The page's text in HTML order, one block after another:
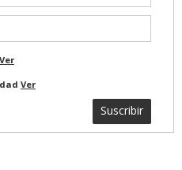
Ver
Ver
Suscribir